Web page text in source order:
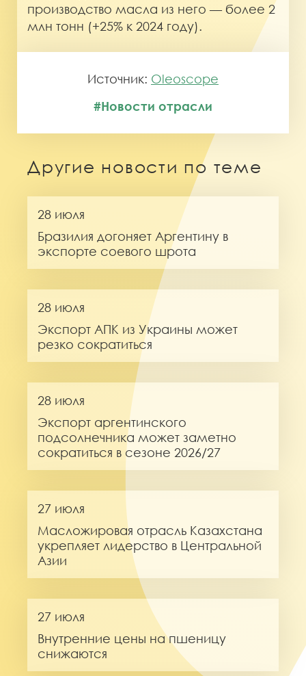
производство масла из него — более 2
млн тонн (+25% к 2024 году).
Источник: Oleoscope
#Новости отрасли
Другие новости по теме
28 июля
Бразилия догоняет Аргентину в
экспорте соевого шрота
28 июля
Экспорт АПК из Украины может
резко сократиться
28 июля
Экспорт аргентинского
подсолнечника может заметно
сократиться в сезоне 2026/27
27 июля
Масложировая отрасль Казахстана
укрепляет лидерство в Центральной
Азии
27 июля
Внутренние цены на пшеницу
снижаются